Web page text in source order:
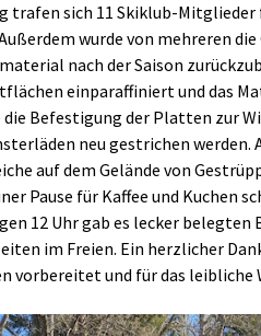
Sponsoren
Links
trafen sich 11 Skiklub-
wurde von mehreren
nach der Saison
einparaffiniert und das
Befestigung der Platten zur
neu gestrichen werden.
auf dem Gelände von
Pause für Kaffee und Kuchen
12 Uhr gab es lecker
im Freien. Ein herzlicher
vorbereitet und für das leibliche